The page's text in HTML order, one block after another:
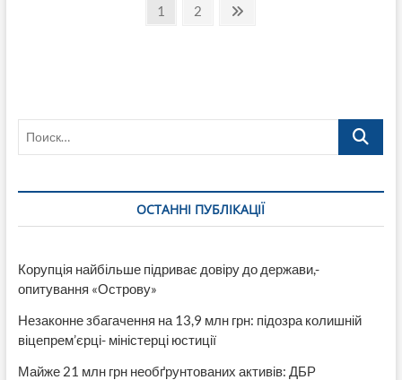
ЛисичанскойСтраница
1 Страница
2
Поиск…
ОСТАННІ ПУБЛІКАЦІЇ
Корупція найбільше підриває довіру до держави,-
опитування «Острову»
Незаконне збагачення на 13,9 млн грн: підозра колишній
віцепрем’єрці- міністерці юстиції
Майже 21 млн грн необґрунтованих активів: ДБР